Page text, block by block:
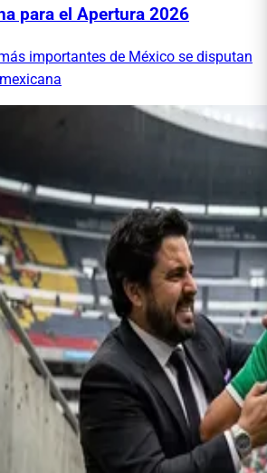
para el Apertura 2026
importantes de México se disputan